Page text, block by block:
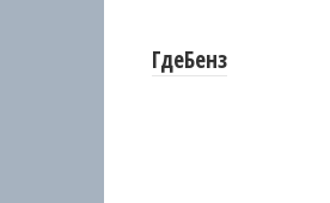
ГдеБенз